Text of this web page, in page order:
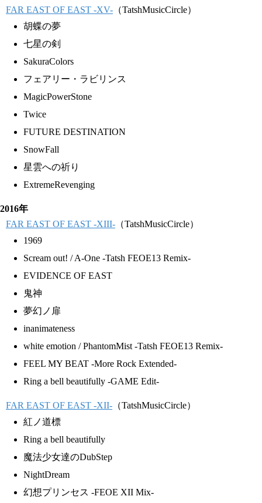
FAR EAST OF EAST -XV- （TatshMusicCircle）
胡蝶の夢
七星の剣
SakuraColors
フェアリー・ラビリンス
MagicPowerStone
Twice
FUTURE DESTINATION
SnowFall
星雲への祈り
ExtremeRevenging
2016年
FAR EAST OF EAST -XIII- （TatshMusicCircle）
1969
Scream out! / A-One -Tatsh FEOE13 Remix-
EVIDENCE OF EAST
鬼神
夢幻ノ扉
inanimateness
white emotion / PhantomMist -Tatsh FEOE13 Remix-
FEEL MY BEAT -More Rock Extended-
Ring a bell beautifully -GAME Edit-
FAR EAST OF EAST -XII- （TatshMusicCircle）
紅ノ道標
Ring a bell beautifully
魔法少女達のDubStep
NightDream
幻想プリンセス -FEOE XII Mix-